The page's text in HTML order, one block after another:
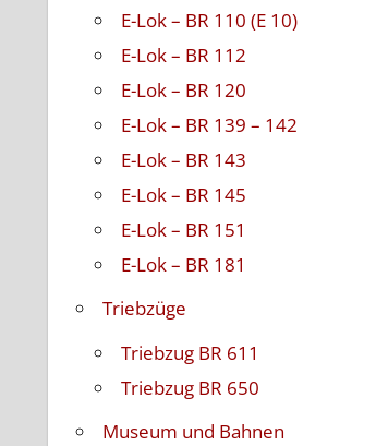
E-Lok – BR 110 (E 10)
E-Lok – BR 112
E-Lok – BR 120
E-Lok – BR 139 – 142
E-Lok – BR 143
E-Lok – BR 145
E-Lok – BR 151
E-Lok – BR 181
Triebzüge
Triebzug BR 611
Triebzug BR 650
Museum und Bahnen